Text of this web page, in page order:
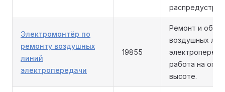
Электромонтёр по
ремонту воздушных
линий
электропередачи
19855
Ремонт и
воздушных
работа на
высоте.